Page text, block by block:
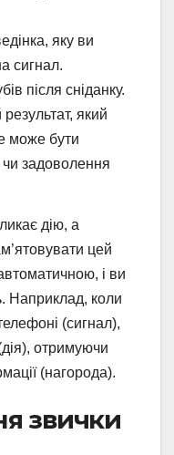
яку ви
сигнал.
після сніданку.
який
може бути
чи задоволення
дію, а
цей
і ви
Наприклад, коли
(сигнал),
отримуючи
(нагорода).
звички